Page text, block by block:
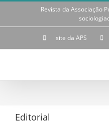
Skip
Revista da Associação
site da APS
Editorial